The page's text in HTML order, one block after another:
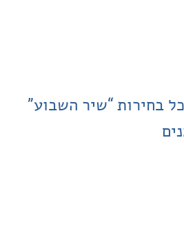
“שיר השבוע”